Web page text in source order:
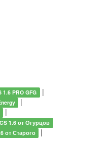
1.6 PRO GFG |
|
|
CS 1.6 от Огурцов
от Старого |